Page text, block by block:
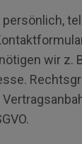
wir z.